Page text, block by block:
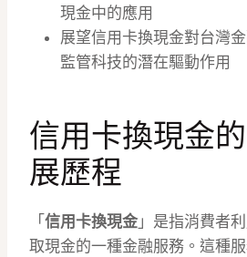
現金中的應用
展望信用卡換現金對台灣
監管科技的潛在驅動作用
信用卡換現金
展歷程
「 信用卡換現金」是指消費者
取現金的一種金融服務。這種